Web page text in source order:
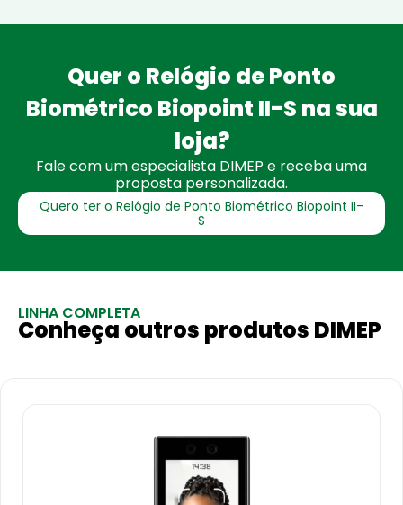
Quer o Relógio de Ponto
Biométrico Biopoint II-S na sua
loja?
Fale com um especialista DIMEP e receba uma
proposta personalizada.
Quero ter o Relógio de Ponto Biométrico Biopoint II-
S
LINHA COMPLETA
Conheça outros produtos DIMEP